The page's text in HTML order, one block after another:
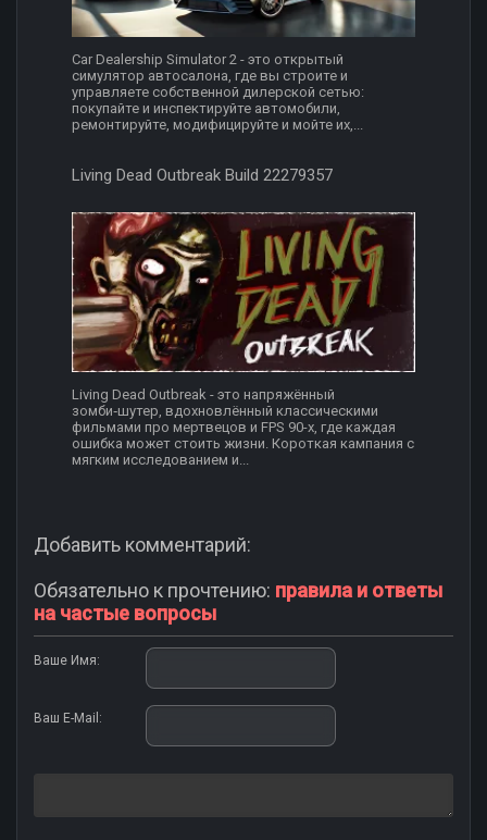
Car Dealership Simulator 2 - это открытый
симулятор автосалона, где вы строите и
управляете собственной дилерской сетью:
покупайте и инспектируйте автомобили,
ремонтируйте, модифицируйте и мойте их,...
Living Dead Outbreak Build 22279357
Living Dead Outbreak - это напряжённый
зомби‑шутер, вдохновлённый классическими
фильмами про мертвецов и FPS 90-х, где каждая
ошибка может стоить жизни. Короткая кампания с
мягким исследованием и...
Добавить комментарий:
Обязательно к прочтению: правила и ответы
на частые вопросы
Ваше Имя:
Ваш E-Mail: